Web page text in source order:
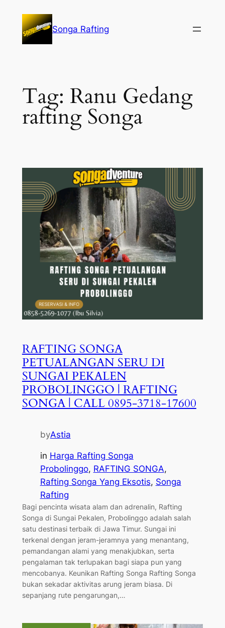
konten
Songa Rafting
Tag: Ranu Gedang
rafting Songa
RAFTING SONGA
PETUALANGAN SERU DI
SUNGAI PEKALEN
PROBOLINGGO | RAFTING
SONGA | CALL 0895-3718-17600
byAstia
in Harga Rafting Songa
Probolinggo, RAFTING SONGA
Rafting Songa Yang Eksotis, Songa
Rafting
Bagi pencinta wisata alam dan adrenalin, Rafting
Songa di Sungai Pekalen, Probolinggo adalah salah
satu destinasi terbaik di Jawa Timur. Sungai ini
terkenal dengan jeram-jeramnya yang menantang,
pemandangan alami yang menakjubkan, serta
pengalaman tak terlupakan bagi siapa pun yang
mencobanya. Keunikan Rafting Songa Rafting Songa
bukan sekadar aktivitas arung jeram biasa. Di
sepanjang rute pengarungan,…